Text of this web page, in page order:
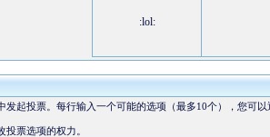
:lol:
起投票。每行输入一个可能的选项（最多10个），您可
票选项的权力。